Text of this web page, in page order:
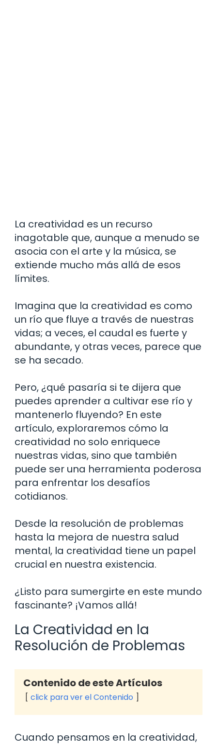
La creatividad es un recurso
inagotable que, aunque a menudo se
asocia con el arte y la música, se
extiende mucho más allá de esos
límites.
Imagina que la creatividad es como
un río que fluye a través de nuestras
vidas; a veces, el caudal es fuerte y
abundante, y otras veces, parece que
se ha secado.
Pero, ¿qué pasaría si te dijera que
puedes aprender a cultivar ese río y
mantenerlo fluyendo? En este
artículo, exploraremos cómo la
creatividad no solo enriquece
nuestras vidas, sino que también
puede ser una herramienta poderosa
para enfrentar los desafíos
cotidianos.
Desde la resolución de problemas
hasta la mejora de nuestra salud
mental, la creatividad tiene un papel
crucial en nuestra existencia.
¿Listo para sumergirte en este mundo
fascinante? ¡Vamos allá!
La Creatividad en la
Resolución de Problemas
Contenido de este Artículos
click para ver el Contenido
Cuando pensamos en la creatividad,